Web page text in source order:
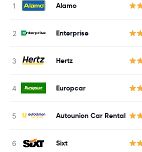
Alamo
Enterprise
Hertz
Europcar
Autounion Car Rental
Sixt